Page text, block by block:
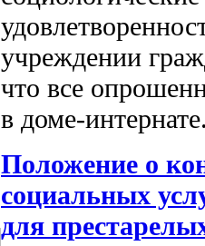
учреждении
что все
в доме-
Положение о
социальных
для